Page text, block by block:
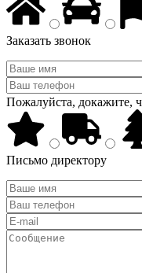
Заказать звонок
Пожалуйста, докажите,
Письмо директору